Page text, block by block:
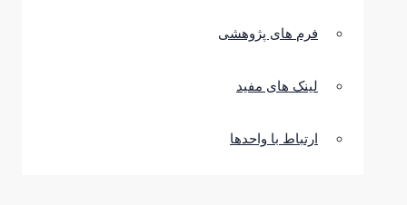
فرم های پژوهشی
لینک های مفید
ارتباط با واحدها